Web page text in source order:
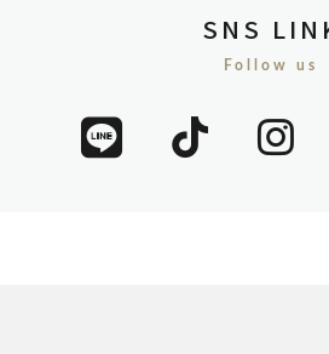
SNS
Follow us